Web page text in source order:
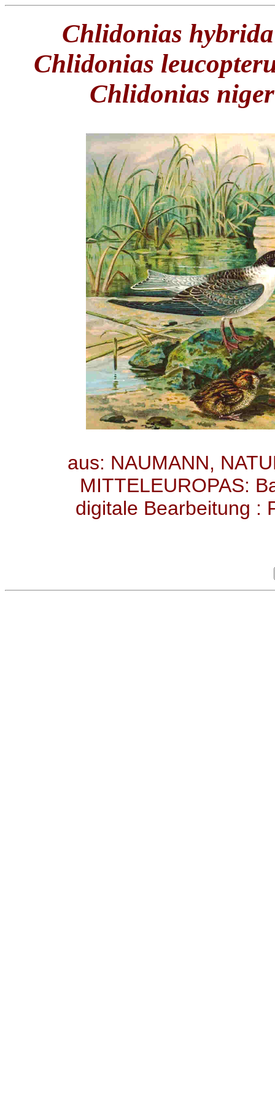
Chlidonias hybrida
Chlidonias
Chlidonias niger
aus: NAUMANN,
MITTELEUROPAS:
digitale Bearbeitung :